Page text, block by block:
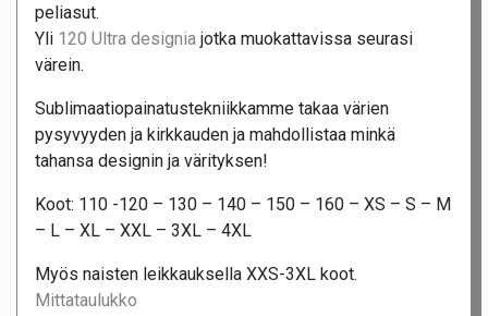
peliasut.
Yli 120 Ultra designia jotka muokattavissa seurasi
värein.
Sublimaatiopainatustekniikkamme takaa värien
pysyvyyden ja kirkkauden ja mahdollistaa minkä
tahansa designin ja värityksen!
Koot: 110 -120 – 130 – 140 – 150 – 160 – XS – S – M
– L – XL – XXL – 3XL – 4XL
Myös naisten leikkauksella XXS-3XL koot.
Mittataulukko